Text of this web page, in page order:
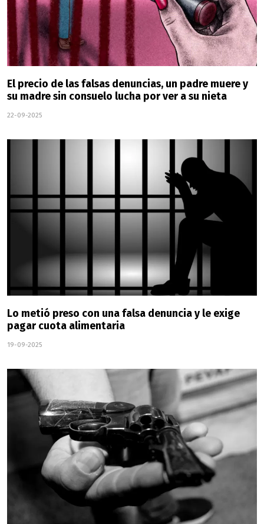
El precio de las falsas denuncias, un padre muere y
su madre sin consuelo lucha por ver a su nieta
22-09-2025
Lo metió preso con una falsa denuncia y le exige
pagar cuota alimentaria
19-09-2025